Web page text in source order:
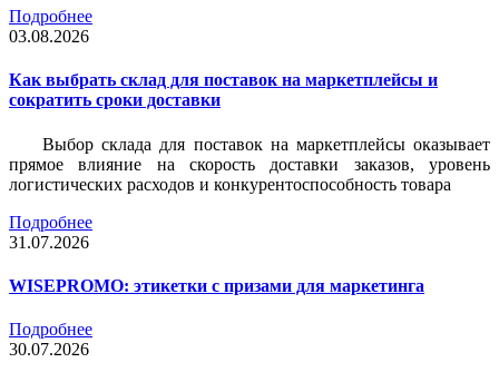
Подробнее
03.08.2026
Как выбрать склад для поставок на маркетплейсы и
сократить сроки доставки
Выбор склада для поставок на маркетплейсы оказывает
прямое влияние на скорость доставки заказов, уровень
логистических расходов и конкурентоспособность товара
Подробнее
31.07.2026
WISEPROMO: этикетки с призами для маркетинга
Подробнее
30.07.2026